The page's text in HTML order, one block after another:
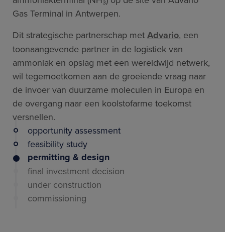
Gas Terminal in Antwerpen.
Dit strategische partnerschap met Advario, een
toonaangevende partner in de logistiek van
ammoniak en opslag met een wereldwijd netwerk,
wil tegemoetkomen aan de groeiende vraag naar
de invoer van duurzame moleculen in Europa en
de overgang naar een koolstofarme toekomst
versnellen.
opportunity assessment
feasibility study
permitting & design
final investment decision
under construction
commissioning